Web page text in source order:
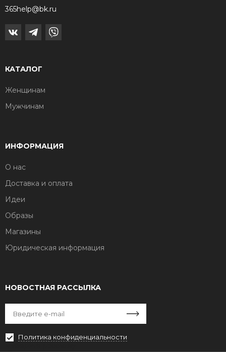
365help@bk.ru
КАТАЛОГ
Женщинам
Мужчинам
ИНФОРМАЦИЯ
О нас
Доставка и оплата
Идеи
Образы
Магазины
Юридическая информация
НОВОСТНАЯ РАССЫЛКА
Политика конфиденциальности